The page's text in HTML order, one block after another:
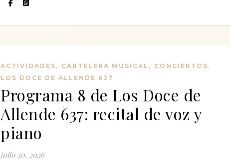
ACTIVIDADES , CARTELERA MUSICAL , CONCIERTOS ,
LOS DOCE DE ALLENDE 637
Programa 8 de Los Doce de
Allende 637: recital de voz y
piano
julio 30, 2026